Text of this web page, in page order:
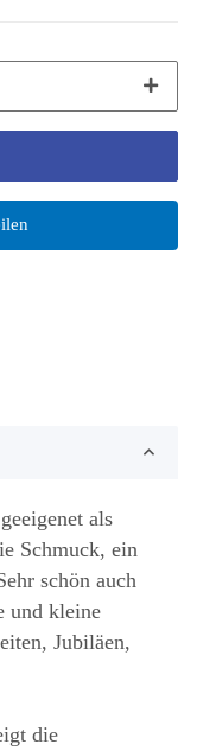
als
Schmuck, ein
schön auch
und kleine
Jubiläen,
die